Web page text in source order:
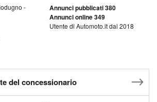
-
Annunci pubblicati 380
Annunci online 349
Utente di Automoto.it dal 2018
del concessionario